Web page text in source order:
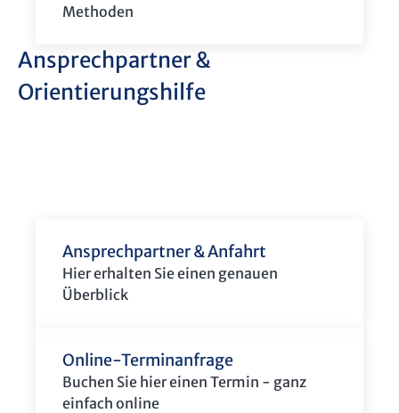
Methoden
Ansprechpartner &
Orientierungshilfe
Ansprechpartner & Anfahrt
Hier erhalten Sie einen genauen
Überblick
Online-Terminanfrage
Buchen Sie hier einen Termin - ganz
einfach online